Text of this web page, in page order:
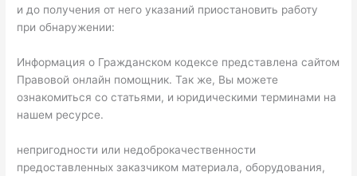
и до получения от него указаний приостановить работу
при обнаружении:
Информация о Гражданском кодексе представлена сайтом
Правовой онлайн помощник. Так же, Вы можете
ознакомиться со статьями, и юридическими терминами на
нашем ресурсе.
непригодности или недоброкачественности
предоставленных заказчиком материала, оборудования,